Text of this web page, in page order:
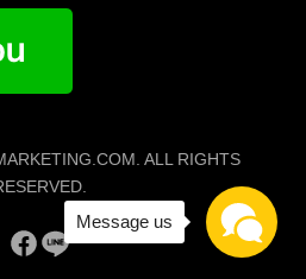
ALL RIGHTS
Message us